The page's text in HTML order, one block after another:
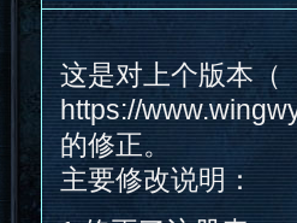
这是对上个版本（
https://
的修正。
主要修改说明：